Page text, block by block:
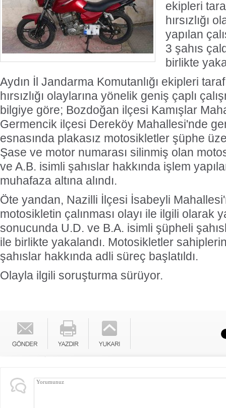
ekipleri
hırsızlığı
yapılan
3 şahıs
birlikte
Aydın İl Jandarma Komutanlığı ekipleri
hırsızlığı olaylarına yönelik geniş çaplı
bilgiye göre; Bozdoğan ilçesi Kamışlar
Germencik ilçesi Dereköy Mahallesi'nde
esnasında plakasız motosikletler şüphe
Şase ve motor numarası silinmiş olan
ve A.B. isimli şahıslar hakkında işlem
muhafaza altına alındı.
Öte yandan, Nazilli İlçesi İsabeyli
motosikletin çalınması olayı ile ilgili olarak
sonucunda U.D. ve B.A. isimli şüpheli
ile birlikte yakalandı. Motosikletler
şahıslar hakkında adli süreç başlatıldı.
Olayla ilgili soruşturma sürüyor.